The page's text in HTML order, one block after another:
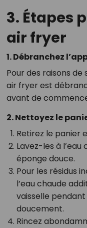
3. Étapes
air fryer
1. Débranchez
Pour des raisons
air fryer est
avant de
2. Nettoyez le
Retirez le panier
Lavez-les à
éponge douce.
Pour les résidus
l’eau chaude
vaisselle
doucement.
Rincez